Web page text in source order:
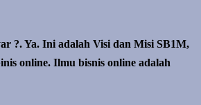
?. Ya. Ini adalah Visi dan Misi SB1M,
online. Ilmu bisnis online adalah